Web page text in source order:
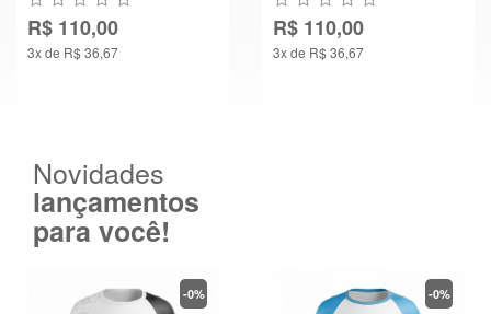
R$ 110,00
3x de R$ 36,67
R$ 110,00
3x de R$ 36,67
Novidades
lançamentos
para você!
-0% -0%